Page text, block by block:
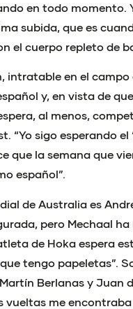
en todo momento.
subida, que es
el cuerpo repleto de
intratable en el
y, en vista de
al menos,
“Yo sigo esperando el
que la semana que
español”.
de Australia es
pero Mechaal
de Hoka espera
tengo papeletas”.
Berlanas y Juan
vueltas me